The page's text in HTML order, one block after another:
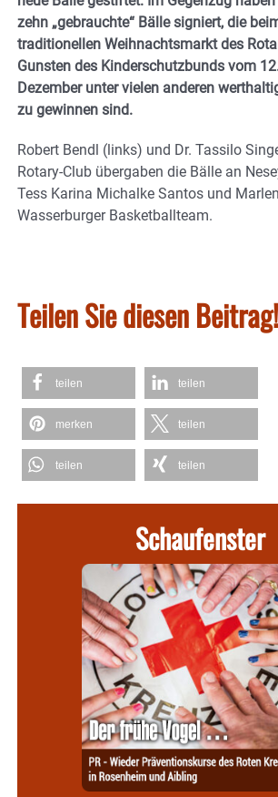
zehn „gebrauchte“ Bälle signiert, die
traditionellen Weihnachtsmarkt des
Gunsten des Kinderschutzbunds vom
Dezember unter vielen anderen
zu gewinnen sind.
Robert Bendl (links) und Dr. Tassilo
Rotary-Club übergaben die Bälle an
Tess Karina Michalke Santos und
Wasserburger Basketballteam.
Teilen Sie diesen Beitrag!
teilen teilen
merken teilen
teilen teilen
Schaufenster